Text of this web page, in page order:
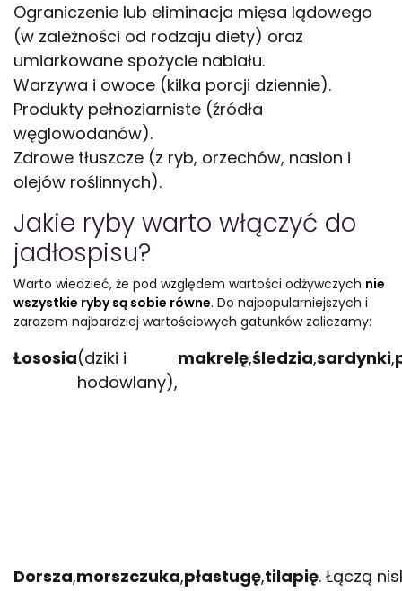
Ograniczenie lub eliminacja mięsa lądowego
(w zależności od rodzaju diety) oraz
umiarkowane spożycie nabiału.
Warzywa i owoce (kilka porcji dziennie).
Produkty pełnoziarniste (źródła
węglowodanów).
Zdrowe tłuszcze (z ryb, orzechów, nasion i
olejów roślinnych).
Jakie ryby warto włączyć do
jadłospisu?
Warto wiedzieć, że pod względem wartości odżywczych nie
wszystkie ryby są sobie równe. Do najpopularniejszych i
zarazem najbardziej wartościowych gatunków zaliczamy:
Łososia(dziki i
hodowlany),
makrelę,śledzia,sardynki,
Dorsza,morszczuka,płastugę,tilapię. Łączą